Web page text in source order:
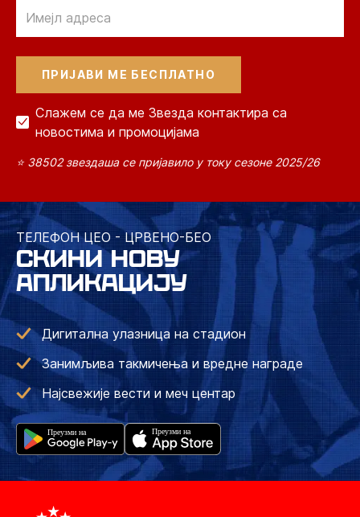
Слажем се да ме Звезда контактира са
новостима и промоцијама
⭐ 38502 звездаша се пријавило у току сезоне 2025/26
ТЕЛЕФОН ЦЕО - ЦРВЕНО-БЕО
СКИНИ НОВУ
АПЛИКАЦИЈУ
Дигитална улазница на стадион
Занимљива такмичења и вредне награде
Најсвежије вести и меч центар